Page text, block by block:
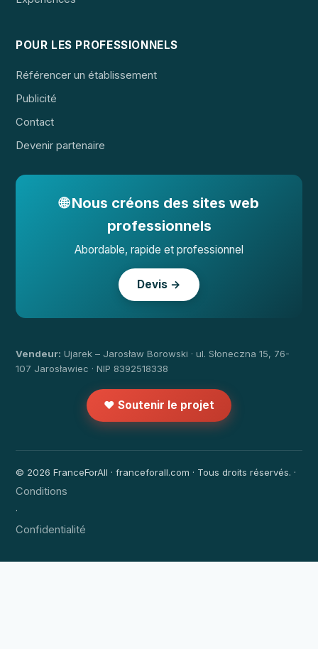
POUR LES PROFESSIONNELS
Référencer un établissement
Publicité
Contact
Devenir partenaire
🌐 Nous créons des sites web
professionnels
Abordable, rapide et professionnel
Devis →
Vendeur: Ujarek – Jarosław Borowski · ul. Słoneczna 15, 76-
107 Jarosławiec · NIP 8392518338
❤️ Soutenir le projet
© 2026 FranceForAll · franceforall.com · Tous droits réservés. ·
Conditions
·
Confidentialité